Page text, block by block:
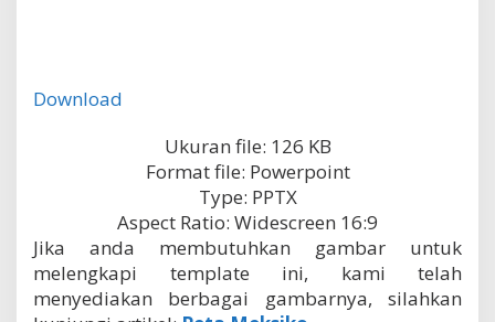
Download
Ukuran file: 126 KB
Format file: Powerpoint
Type: PPTX
Aspect Ratio: Widescreen 16:9
Jika anda membutuhkan gambar untuk
melengkapi template ini, kami telah
menyediakan berbagai gambarnya, silahkan